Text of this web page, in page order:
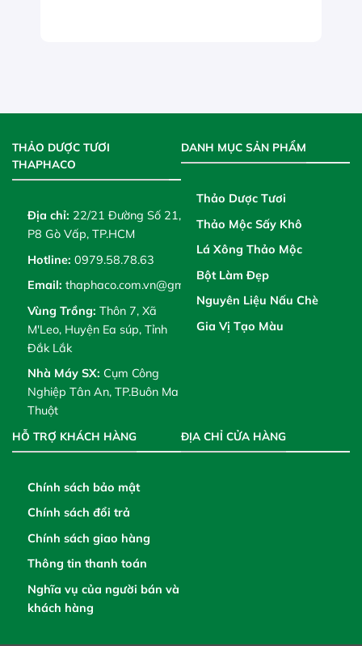
THẢO DƯỢC TƯƠI
THAPHACO
Địa chỉ: 22/21 Đường Số 21,
P8 Gò Vấp, TP.HCM
Hotline: 0979.58.78.63
Email: thaphaco.com.vn@gmail.com
Vùng Trồng: Thôn 7, Xã
M'Leo, Huyện Ea súp, Tỉnh
Đắk Lắk
Nhà Máy SX: Cụm Công
Nghiệp Tân An, TP.Buôn Ma
Thuột
DANH MỤC SẢN PHẨM
Thảo Dược Tươi
Thảo Mộc Sấy Khô
Lá Xông Thảo Mộc
Bột Làm Đẹp
Nguyên Liệu Nấu Chè
Gia Vị Tạo Màu
HỖ TRỢ KHÁCH HÀNG
Chính sách bảo mật
Chính sách đổi trả
Chính sách giao hàng
Thông tin thanh toán
Nghĩa vụ của người bán và
khách hàng
ĐỊA CHỈ CỬA HÀNG